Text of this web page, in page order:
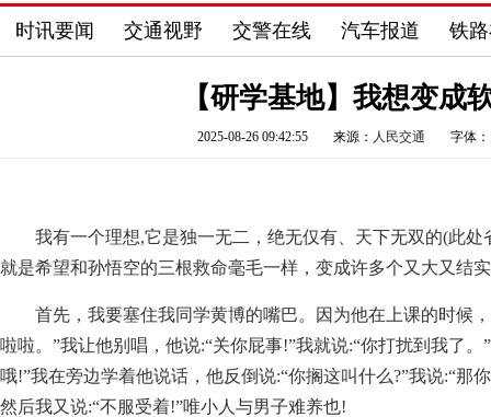
时讯要闻 交通视野 交警在线 汽车报道 铁
【研学基地】我想变成
2025-08-26 09:42:55 来源： 人民交通 字体：
我有一个理想,它是独一无二，绝无仅有、天下无双的(此
就是希望和孙悟空的三根救命毫毛一样，变成许多个又大又结
首先，我要塞住我同学黄博的嘴巴。因为他在上课的时候
啦啦。”我让他别唱，他说:“关你屁事!”我就说:“你打扰到我了
哦!”我在旁边学着他说话，他反倒说:“你搁这叫什么?”我说:“那
然后我又说:“不服受着!”唯小人与男子难养也!